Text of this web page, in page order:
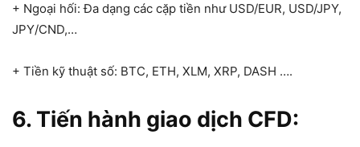
+ Ngoại hối: Đa dạng các cặp tiền như USD/EUR, USD/JPY,
JPY/CND,…
+ Tiền kỹ thuật số: BTC, ETH, XLM, XRP, DASH ….
6. Tiến hành giao dịch CFD: